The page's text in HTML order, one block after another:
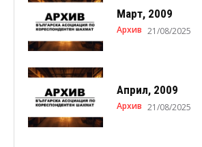
Март, 2009
Архив 21/08/2025
Април, 2009
Архив 21/08/2025